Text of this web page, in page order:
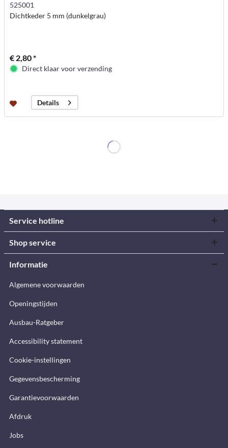
525001
Dichtkeder 5 mm (dunkelgrau)
€ 2,80 *
Direct klaar voor verzending
Details
Service hotline
Shop service
Informatie
Algemene voorwaarden
Openingstijden
Ausbau-Ratgeber
Accessibility statement
Cookie-instellingen
Gegevensbescherming
Garantievoorwaarden
Afdruk
Jobs